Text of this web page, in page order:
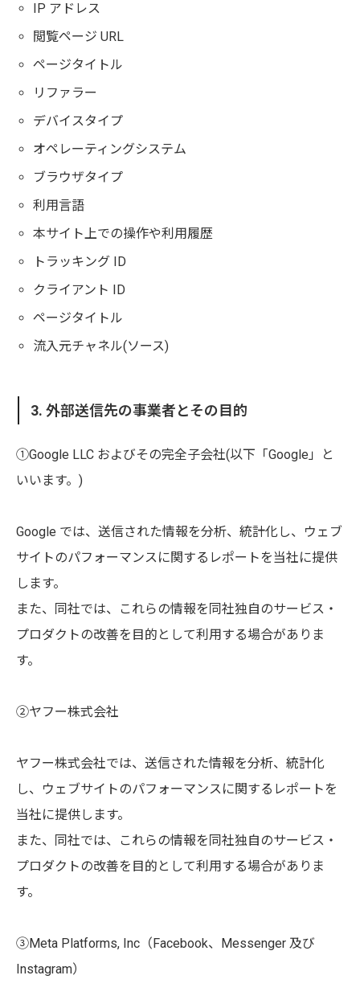
IP アドレス
閲覧ページ URL
ページタイトル
リファラー
デバイスタイプ
オペレーティングシステム
ブラウザタイプ
利用言語
本サイト上での操作や利用履歴
トラッキング ID
クライアント ID
ページタイトル
流入元チャネル(ソース)
3. 外部送信先の事業者とその目的
①Google LLC およびその完全子会社(以下「Google」と
いいます。)
Google では、送信された情報を分析、統計化し、ウェブ
サイトのパフォーマンスに関するレポートを当社に提供
します。
また、同社では、これらの情報を同社独自のサービス・
プロダクトの改善を目的として利用する場合がありま
す。
②ヤフー株式会社
ヤフー株式会社では、送信された情報を分析、統計化
し、ウェブサイトのパフォーマンスに関するレポートを
当社に提供します。
また、同社では、これらの情報を同社独自のサービス・
プロダクトの改善を目的として利用する場合がありま
す。
③Meta Platforms, Inc（Facebook、Messenger 及び
Instagram）